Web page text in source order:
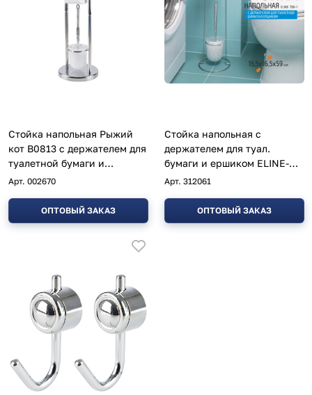
Стойка напольная Рыжий
кот B0813 с держателем для
туалетной бумаги и
ершиком
Арт. 002670
ОПТОВЫЙ ЗАКАЗ
Стойка напольная с
держателем для туал.
бумаги и ершиком ELINE-
TBH-1
Арт. 312061
ОПТОВЫЙ ЗАКАЗ